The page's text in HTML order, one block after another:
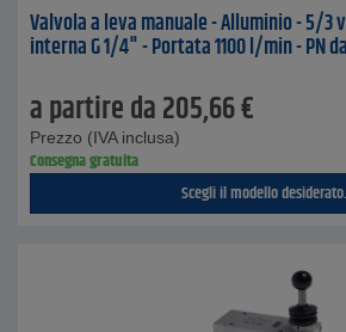
Valvola a leva manuale - Alluminio - 5/
interna G 1/4" - Portata 1100 l/min - PN
a partire da205,66€
Prezzo (IVA inclusa)
Consegna gratuita
Scegli il modello